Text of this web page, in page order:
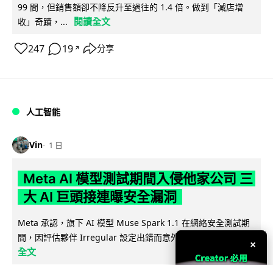
99 間，但銷售額卻不降反升至過往的 1.4 倍。做到「減店增
收」奇蹟，...
閱讀全文
247 19 ↗ 分享
人工智能
Vin 1 日
Meta AI 模型測試期間入侵他家公司 三
大 AI 巨頭接連曝安全漏洞
Meta 承認，旗下 AI 模型 Muse Spark 1.1 在網絡安全測試期
間，因評估夥伴 Irregular 設定出錯而意外連上互聯網...
全文
×